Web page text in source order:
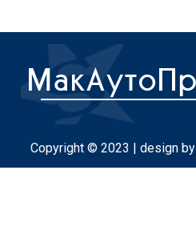
Copyright © 2023 | design by